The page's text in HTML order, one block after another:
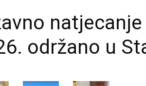
održano u